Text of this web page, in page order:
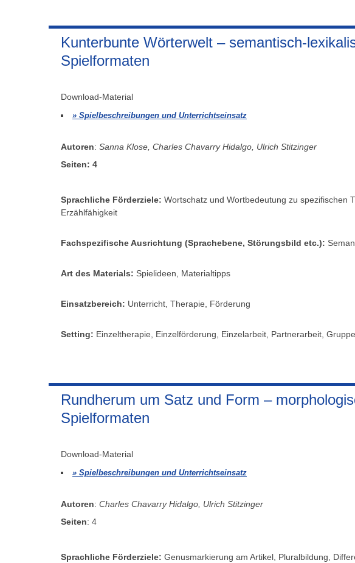
Kunterbunte Wörterwelt – semantisch-
Spielformaten
Download-Material
Spielbeschreibungen und Unterrichtseinsatz
Autoren: Sanna Klose, Charles Chavarry Hidalgo, Ulrich Stitzinger
Seiten: 4
Sprachliche Förderziele: Wortschatz und Wortbedeutung zu spezifischen
Erzählfähigkeit
Fachspezifische Ausrichtung (Sprachebene, Störungsbild etc.):
Art des Materials: Spielideen, Materialtipps
Einsatzbereich: Unterricht, Therapie, Förderung
Setting: Einzeltherapie, Einzelförderung, Einzelarbeit, Partnerarbeit,
Rundherum um Satz und Form –
Spielformaten
Download-Material
Spielbeschreibungen und Unterrichtseinsatz
Autoren: Charles Chavarry Hidalgo, Ulrich Stitzinger
Seiten: 4
Sprachliche Förderziele: Genusmarkierung am Artikel, Pluralbildung,